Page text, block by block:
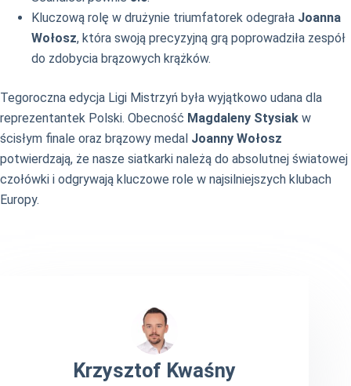
Kluczową rolę w drużynie triumfatorek odegrała Joanna
Wołosz, która swoją precyzyjną grą poprowadziła zespół
do zdobycia brązowych krążków.
Tegoroczna edycja Ligi Mistrzyń była wyjątkowo udana dla
reprezentantek Polski. Obecność Magdaleny Stysiak w
ścisłym finale oraz brązowy medal Joanny Wołosz
potwierdzają, że nasze siatkarki należą do absolutnej światowej
czołówki i odgrywają kluczowe role w najsilniejszych klubach
Europy.
Krzysztof Kwaśny